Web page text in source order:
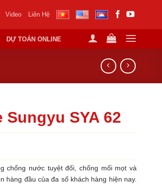
Video Liên Hệ
DỰ TOÁN ONLINE
SYA 62
chống nước tuyệt đối, chống mối mọt và
hàng đầu của đa số khách hàng hiện nay.